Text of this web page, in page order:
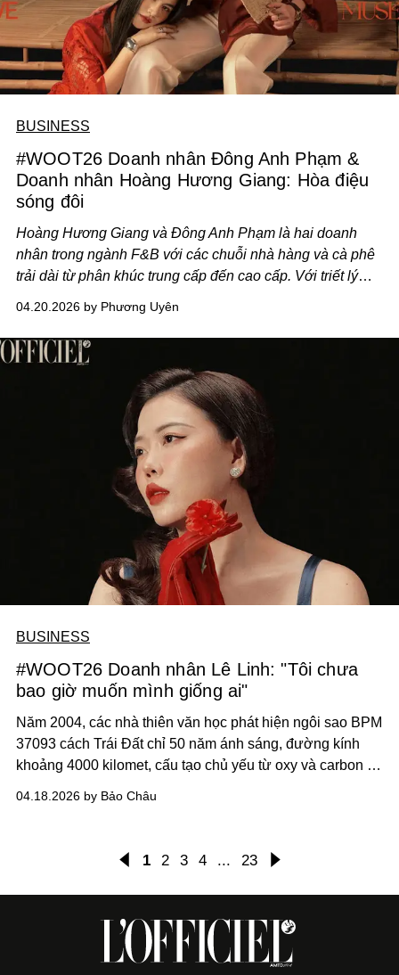
BUSINESS
#WOOT26 Doanh nhân Đông Anh Phạm &
Doanh nhân Hoàng Hương Giang: Hòa điệu
sóng đôi
Hoàng Hương Giang và Đông Anh Phạm là hai doanh
nhân trong ngành F&B với các chuỗi nhà hàng và cà phê
trải dài từ phân khúc trung cấp đến cao cấp. Với triết lý
họ mang câu chuyện văn hóa và nghệ thuật vào không
gian ẩm thực, tạo nên bối cảnh đa chiều hơn cho thị
trường F&B tại Việt Nam.
04.20.2026 by Phương Uyên
BUSINESS
#WOOT26 Doanh nhân Lê Linh: "Tôi chưa
bao giờ muốn mình giống ai"
Năm 2004, các nhà thiên văn học phát hiện ngôi sao BPM
37093 cách Trái Đất chỉ 50 năm ánh sáng, đường kính
khoảng 4000 kilomet, cấu tạo chủ yếu từ oxy và carbon đã
viên kim cương khổng lồ lơ lửng giữa thinh không, và là
trong phạm vi vũ trụ đã được khám phá.
04.18.2026 by Bảo Châu
1 2 3 4 ... 23